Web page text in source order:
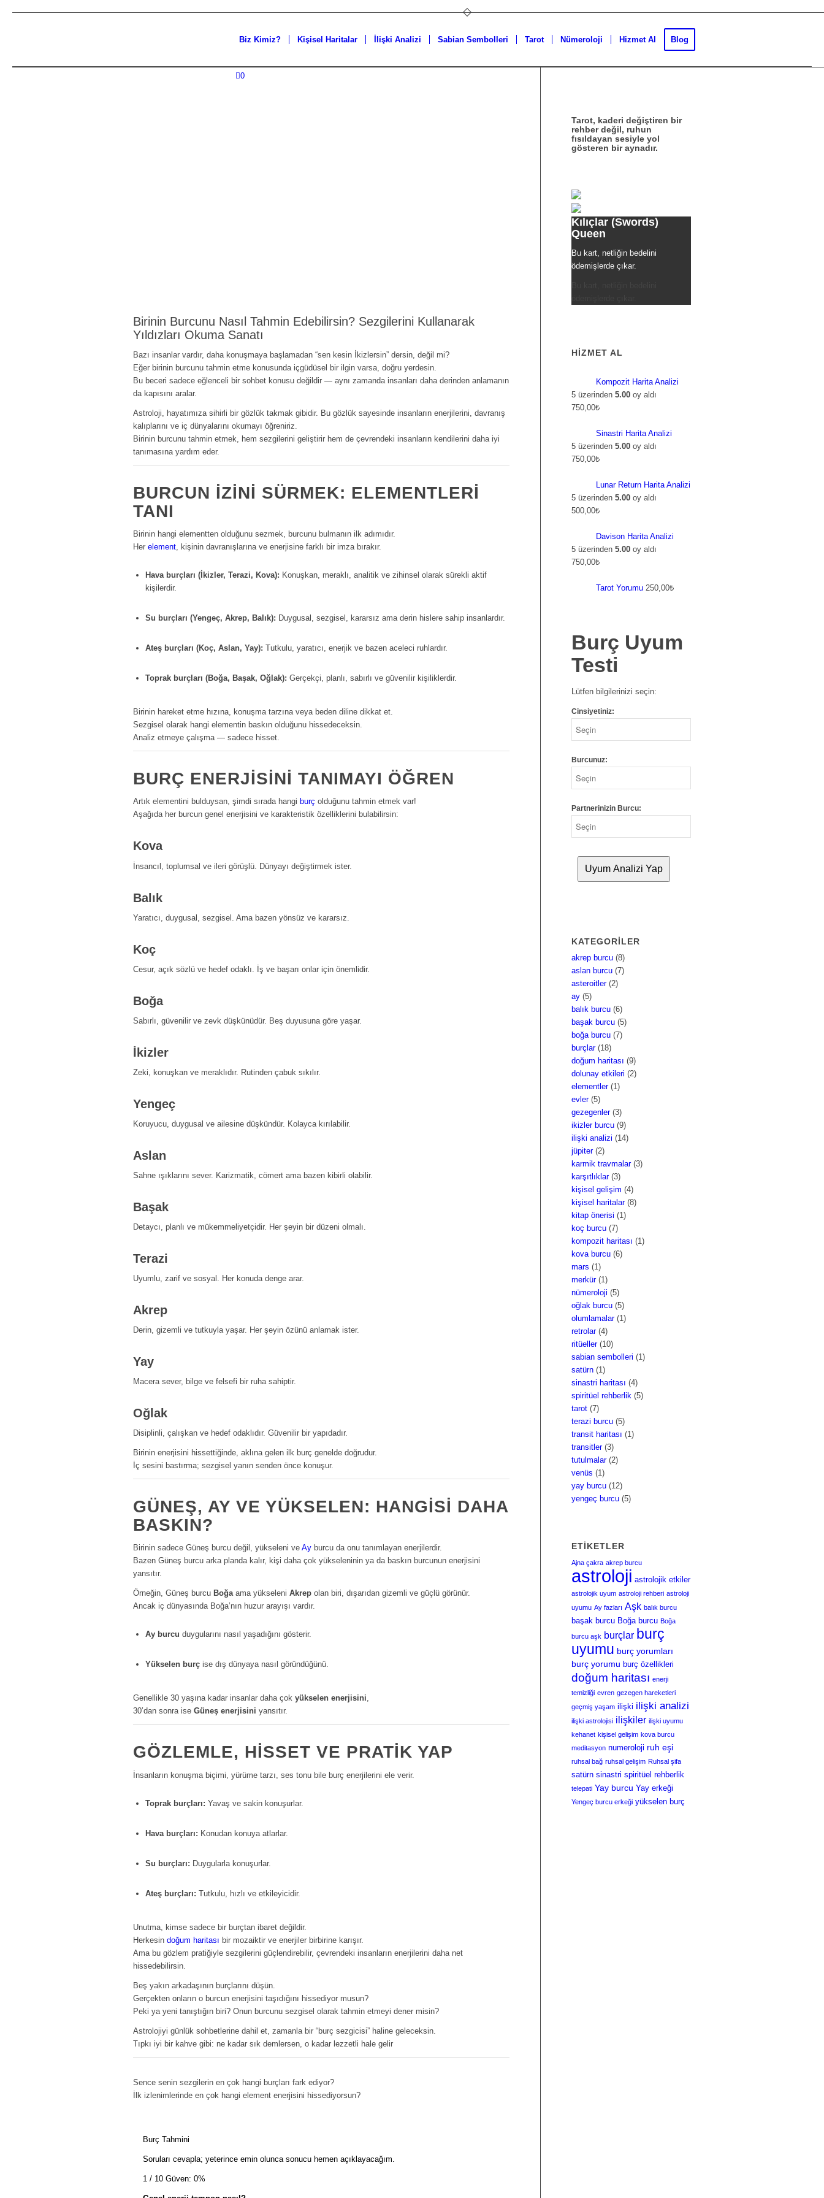
Biz Kimiz? Kişisel Haritalar İlişki Analizi Sabian Sembolleri Tarot Nümeroloji Hizmet Al Blog
0
Birinin Burcunu Nasıl Tahmin Edebilirsin? Sezgilerini Kullanarak
Yıldızları Okuma Sanatı
Bazı insanlar vardır, daha konuşmaya başlamadan “sen kesin İkizlersin” dersin, değil mi?
Eğer birinin burcunu tahmin etme konusunda içgüdüsel bir ilgin varsa, doğru yerdesin.
Bu beceri sadece eğlenceli bir sohbet konusu değildir — aynı zamanda insanları daha derinden anlamanın
da kapısını aralar.
Astroloji, hayatımıza sihirli bir gözlük takmak gibidir. Bu gözlük sayesinde insanların enerjilerini, davranış
kalıplarını ve iç dünyalarını okumayı öğreniriz.
Birinin burcunu tahmin etmek, hem sezgilerini geliştirir hem de çevrendeki insanların kendilerini daha iyi
tanımasına yardım eder.
BURCUN İZINI SÜRMEK: ELEMENTLERI
TANI
Birinin hangi elementten olduğunu sezmek, burcunu bulmanın ilk adımıdır.
Her element , kişinin davranışlarına ve enerjisine farklı bir imza bırakır.
Hava burçları (İkizler, Terazi, Kova): Konuşkan, meraklı, analitik ve zihinsel olarak sürekli aktif
kişilerdir.
Su burçları (Yengeç, Akrep, Balık): Duygusal, sezgisel, kararsız ama derin hislere sahip insanlardır.
Ateş burçları (Koç, Aslan, Yay): Tutkulu, yaratıcı, enerjik ve bazen aceleci ruhlardır.
Toprak burçları (Boğa, Başak, Oğlak): Gerçekçi, planlı, sabırlı ve güvenilir kişiliklerdir.
Birinin hareket etme hızına, konuşma tarzına veya beden diline dikkat et.
Sezgisel olarak hangi elementin baskın olduğunu hissedeceksin.
Analiz etmeye çalışma — sadece hisset.
BURÇ ENERJISINI TANIMAYI ÖĞREN
Artık elementini bulduysan, şimdi sırada hangi burç olduğunu tahmin etmek var!
Aşağıda her burcun genel enerjisini ve karakteristik özelliklerini bulabilirsin:
Kova
İnsancıl, toplumsal ve ileri görüşlü. Dünyayı değiştirmek ister.
Balık
Yaratıcı, duygusal, sezgisel. Ama bazen yönsüz ve kararsız.
Koç
Cesur, açık sözlü ve hedef odaklı. İş ve başarı onlar için önemlidir.
Boğa
Sabırlı, güvenilir ve zevk düşkünüdür. Beş duyusuna göre yaşar.
İkizler
Zeki, konuşkan ve meraklıdır. Rutinden çabuk sıkılır.
Yengeç
Koruyucu, duygusal ve ailesine düşkündür. Kolayca kırılabilir.
Aslan
Sahne ışıklarını sever. Karizmatik, cömert ama bazen kibirli olabilir.
Başak
Detaycı, planlı ve mükemmeliyetçidir. Her şeyin bir düzeni olmalı.
Terazi
Uyumlu, zarif ve sosyal. Her konuda denge arar.
Akrep
Derin, gizemli ve tutkuyla yaşar. Her şeyin özünü anlamak ister.
Yay
Macera sever, bilge ve felsefi bir ruha sahiptir.
Oğlak
Disiplinli, çalışkan ve hedef odaklıdır. Güvenilir bir yapıdadır.
Birinin enerjisini hissettiğinde, aklına gelen ilk burç genelde doğrudur.
İç sesini bastırma; sezgisel yanın senden önce konuşur.
GÜNEŞ, AY VE YÜKSELEN: HANGISI DAHA
BASKIN?
Birinin sadece Güneş burcu değil, yükseleni ve Ay burcu da onu tanımlayan enerjilerdir.
Bazen Güneş burcu arka planda kalır, kişi daha çok yükseleninin ya da baskın burcunun enerjisini
yansıtır.
Örneğin, Güneş burcu Boğaama yükseleni Akrep olan biri, dışarıdan gizemli ve güçlü görünür.
Ancak iç dünyasında Boğa’nın huzur arayışı vardır.
Ay burcu duygularını nasıl yaşadığını gösterir.
Yükselen burç ise dış dünyaya nasıl göründüğünü.
Genellikle 30 yaşına kadar insanlar daha çok yükselen enerjisini,
30’dan sonra ise Güneş enerjisini yansıtır.
GÖZLEMLE, HISSET VE PRATIK YAP
İnsanların konuşma biçimi, yürüme tarzı, ses tonu bile burç enerjilerini ele verir.
Toprak burçları: Yavaş ve sakin konuşurlar.
Hava burçları: Konudan konuya atlarlar.
Su burçları: Duygularla konuşurlar.
Ateş burçları: Tutkulu, hızlı ve etkileyicidir.
Unutma, kimse sadece bir burçtan ibaret değildir.
Herkesin doğum haritası bir mozaiktir ve enerjiler birbirine karışır.
Ama bu gözlem pratiğiyle sezgilerini güçlendirebilir, çevrendeki insanların enerjilerini daha net
hissedebilirsin.
Beş yakın arkadaşının burçlarını düşün.
Gerçekten onların o burcun enerjisini taşıdığını hissediyor musun?
Peki ya yeni tanıştığın biri? Onun burcunu sezgisel olarak tahmin etmeyi dener misin?
Astrolojiyi günlük sohbetlerine dahil et, zamanla bir “burç sezgicisi” haline geleceksin.
Tıpkı iyi bir kahve gibi: ne kadar sık demlersen, o kadar lezzetli hale gelir
Sence senin sezgilerin en çok hangi burçları fark ediyor?
İlk izlenimlerinde en çok hangi element enerjisini hissediyorsun?
Burç Tahmini
Soruları cevapla; yeterince emin olunca sonucu hemen açıklayacağım.
1 / 10 Güven: 0%
Tarot, kaderi değiştiren bir
rehber değil, ruhun
fısıldayan sesiyle yol
gösteren bir aynadır.
Kılıçlar (Swords)
Queen
Bu kart, netliğin bedelini
ödemişlerde çıkar.
HIZMET AL
Kompozit Harita Analizi
5 üzerinden5.00 oy aldı
750,00₺
Sinastri Harita Analizi
5 üzerinden5.00 oy aldı
750,00₺
Lunar Return Harita Analizi
5 üzerinden5.00 oy aldı
500,00₺
Davison Harita Analizi
5 üzerinden5.00 oy aldı
750,00₺
Tarot Yorumu 250,00₺
Burç Uyum
Testi
Lütfen bilgilerinizi seçin:
Cinsiyetiniz:
Burcunuz:
Partnerinizin Burcu:
Uyum Analizi Yap
KATEGORILER
akrep burcu (8)
aslan burcu (7)
asteroitler(2)
ay (5)
balık burcu (6)
başak burcu (5)
boğa burcu (7)
burçlar(18)
doğum haritası (9)
dolunay etkileri (2)
elementler(1)
evler(5)
gezegenler(3)
ikizler burcu (9)
ilişki analizi (14)
jüpiter(2)
karmik travmalar(3)
karşıtlıklar(3)
kişisel gelişim (4)
kişisel haritalar(8)
kitap önerisi (1)
koç burcu (7)
kompozit haritası (1)
kova burcu (6)
mars (1)
merkür(1)
nümeroloji (5)
oğlak burcu (5)
olumlamalar(1)
retrolar(4)
ritüeller(10)
sabian sembolleri (1)
satürn (1)
sinastri haritası (4)
spiritüel rehberlik (5)
tarot (7)
terazi burcu (5)
transit haritası (1)
transitler(3)
tutulmalar(2)
venüs (1)
yay burcu (12)
yengeç burcu (5)
ETIKETLER
Ajna çakra akrep burcu
astroloji astrolojik etkiler
astrolojik uyum astroloji rehberi astroloji
uyumu Ay fazları Aşk balık burcu
başak burcu Boğa burcu Boğa
burcu aşk burçlar burç
uyumu burç yorumları
burç yorumu burç özellikleri
doğum haritası enerji
temizliği evren gezegen hareketleri
geçmiş yaşam ilişki ilişki analizi
ilişki astrolojisi ilişkiler ilişki uyumu
kehanet kişisel gelişim kova burcu
meditasyon numeroloji ruh eşi
ruhsal bağ ruhsal gelişim Ruhsal şifa
satürn sinastri spiritüel rehberlik
telepati Yay burcu Yay erkeği
Yengeç burcu erkeği yükselen burç